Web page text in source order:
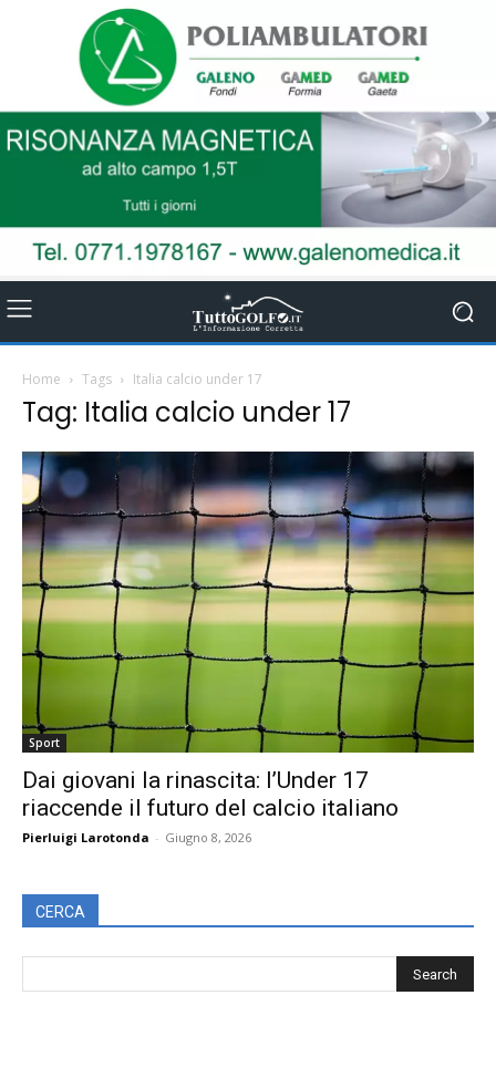
Home Tags Italia calcio under 17
Tag: Italia calcio under 17
Sport
Dai giovani la rinascita: l’Under 17
riaccende il futuro del calcio italiano
Pierluigi Larotonda - Giugno 8, 2026
CERCA